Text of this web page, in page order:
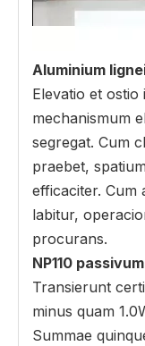
Aluminium
Elevatio et
mechanismum
segregat. Cum
praebet,
efficaciter. Cum
labitur,
procurans.
NP110
Transierunt
minus quam
Summae